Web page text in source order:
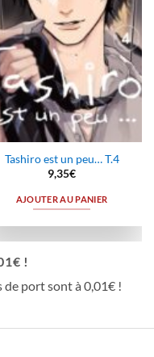
Tashiro est un peu… T.4
9,35€
AJOUTER AU PANIER
!
de port sont à 0,01€ !